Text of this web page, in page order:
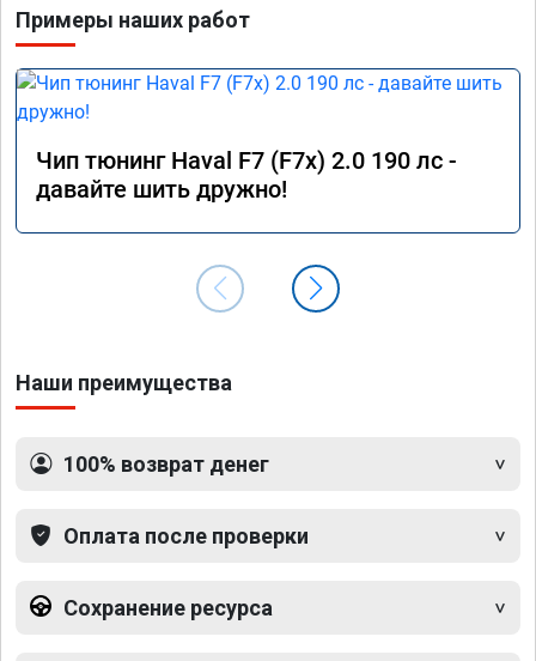
Примеры наших работ
Чип тюнинг Haval F7 (F7x) 2.0 190 лс -
давайте шить дружно!
Наши преимущества
100% возврат денег
Оплата после проверки
Сохранение ресурса